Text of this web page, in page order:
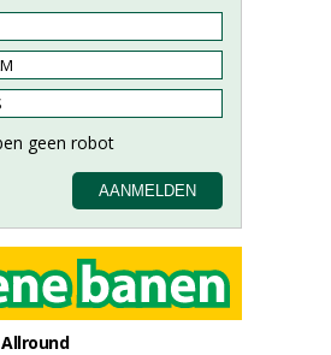
Allround